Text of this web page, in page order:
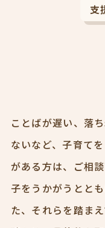
支
ことばが遅い、落
ないなど、子育て
がある方は、ご相
子をうかがうとと
た、それらを踏ま